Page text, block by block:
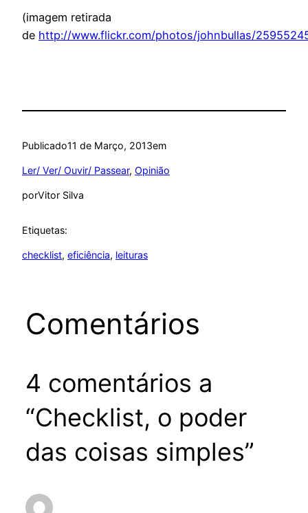
(imagem retirada
de http://www.flickr.com/photos/johnbullas/
Publicado11 de Março, 2013em
Ler/ Ver/ Ouvir/ Passear, Opinião
porVitor Silva
Etiquetas:
checklist, eficiência, leituras
Comentários
4 comentários a
“Checklist, o poder
das coisas simples”